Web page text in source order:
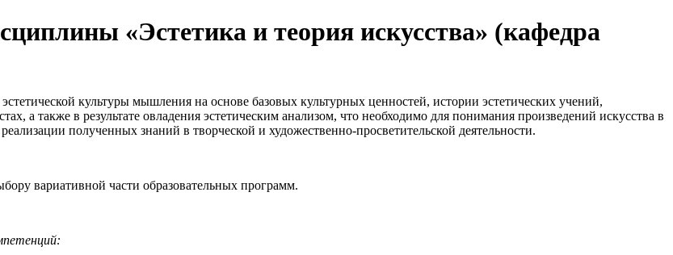
«Эстетика и теория искусства» (кафедра
культуры мышления на основе базовых культурных ценностей, истории эстетических учений,
а также в результате овладения эстетическим анализом, что необходимо для понимания произведений искусства в
полученных знаний в творческой и художественно-просветительской деятельности.
вариативной части образовательных программ.